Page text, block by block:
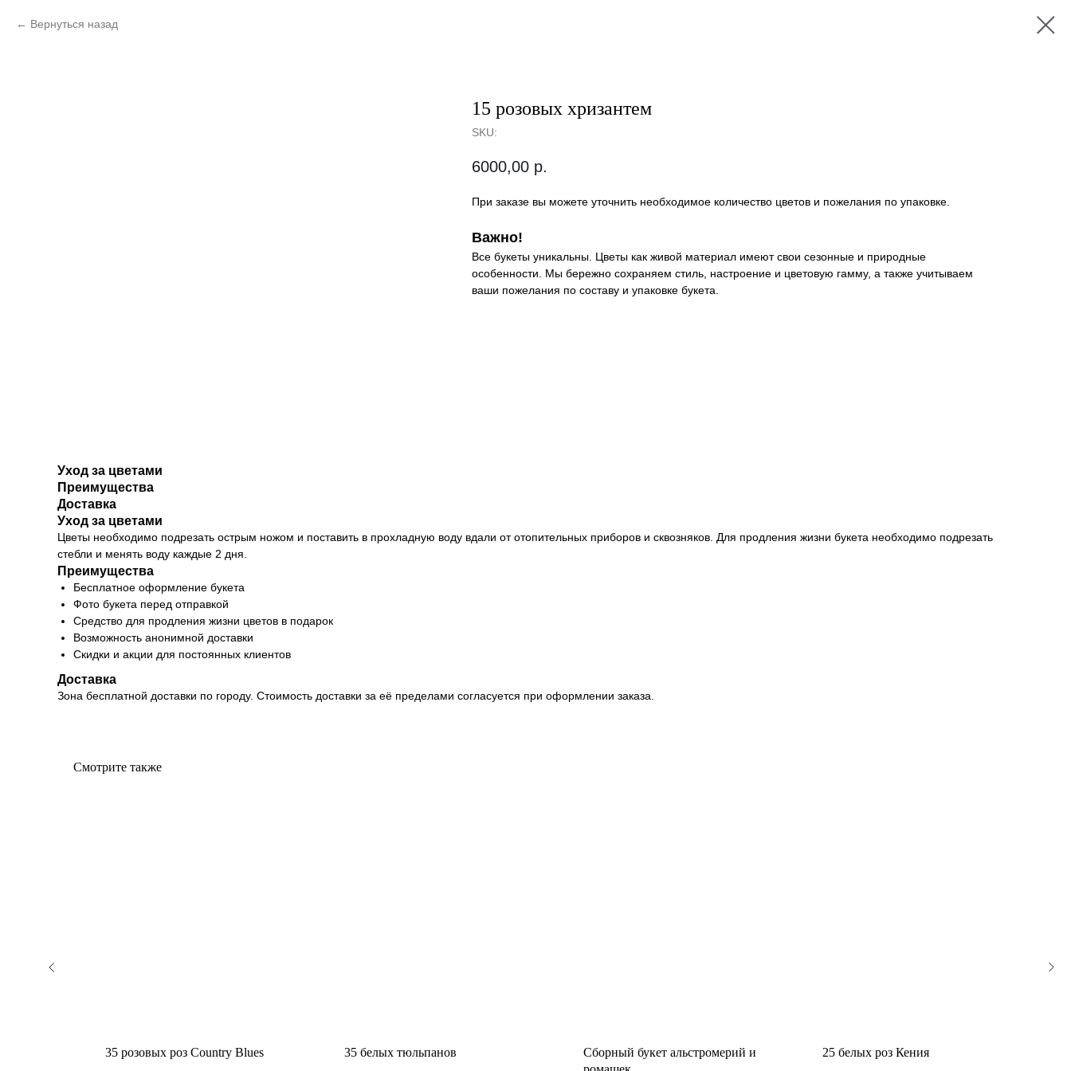
Вернуться назад
15 розовых хризантем
SKU:
6000,00 р.
При заказе вы можете уточнить необходимое количество цветов и пожелания по упаковке.
Важно!
Все букеты уникальны. Цветы как живой материал имеют свои сезонные и природные
особенности. Мы бережно сохраняем стиль, настроение и цветовую гамму, а также учитываем
ваши пожелания по составу и упаковке букета.
Уход за цветами
Преимущества
Доставка
Уход за цветами
Цветы необходимо подрезать острым ножом и поставить в прохладную воду вдали от отопительных приборов и сквозняков. Для продления жизни букета необходимо подрезать
стебли и менять воду каждые 2 дня.
Преимущества
Бесплатное оформление букета
Фото букета перед отправкой
Средство для продления жизни цветов в подарок
Возможность анонимной доставки
Скидки и акции для постоянных клиентов
Доставка
Зона бесплатной доставки по городу. Стоимость доставки за её пределами согласуется при оформлении заказа.
Смотрите также
35 розовых роз Country Blues 35 белых тюльпанов
Сборный букет альстромерий и
25 белых роз Кения